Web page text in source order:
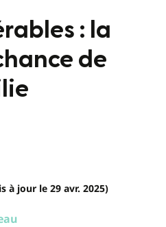
: la
de
à jour le 29 avr. 2025)